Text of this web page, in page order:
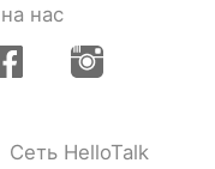
寝ることが
いです。
できるかどう
っていて、ち
нас
Сеть HelloTalk